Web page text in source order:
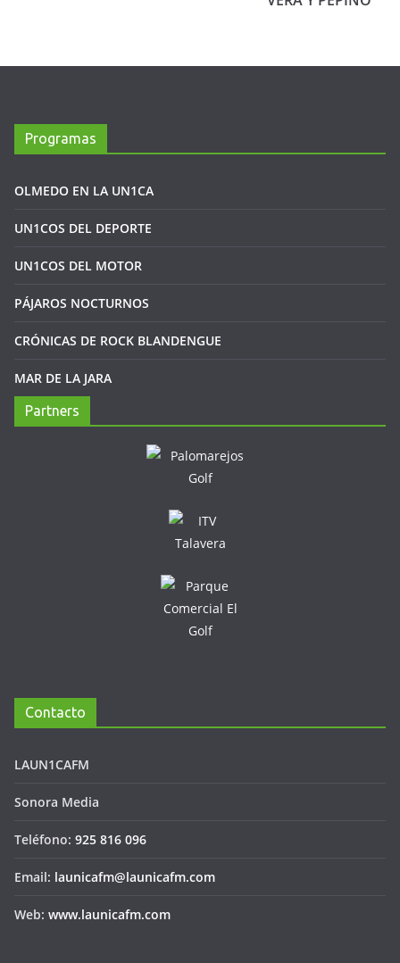
Programas
OLMEDO EN LA UN1CA
UN1COS DEL DEPORTE
UN1COS DEL MOTOR
PÁJAROS NOCTURNOS
CRÓNICAS DE ROCK BLANDENGUE
MAR DE LA JARA
Partners
Contacto
LAUN1CAFM
Sonora Media
Teléfono: 925 816 096
Email: launicafm@launicafm.com
Web: www.launicafm.com